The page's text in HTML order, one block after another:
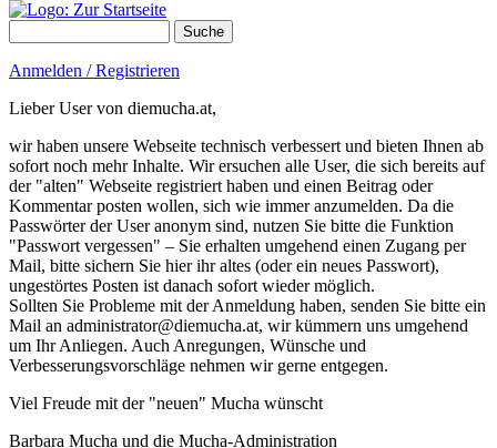
Anmelden / Registrieren
Lieber User von diemucha.at,
wir haben unsere Webseite technisch verbessert und bieten Ihnen ab
sofort noch mehr Inhalte. Wir ersuchen alle User, die sich bereits auf
der "alten" Webseite registriert haben und einen Beitrag oder
Kommentar posten wollen, sich wie immer anzumelden. Da die
Passwörter der User anonym sind, nutzen Sie bitte die Funktion
"Passwort vergessen" – Sie erhalten umgehend einen Zugang per
Mail, bitte sichern Sie hier ihr altes (oder ein neues Passwort),
ungestörtes Posten ist danach sofort wieder möglich.
Sollten Sie Probleme mit der Anmeldung haben, senden Sie bitte ein
Mail an administrator@diemucha.at, wir kümmern uns umgehend
um Ihr Anliegen. Auch Anregungen, Wünsche und
Verbesserungsvorschläge nehmen wir gerne entgegen.
Viel Freude mit der "neuen" Mucha wünscht
Barbara Mucha und die Mucha-Administration